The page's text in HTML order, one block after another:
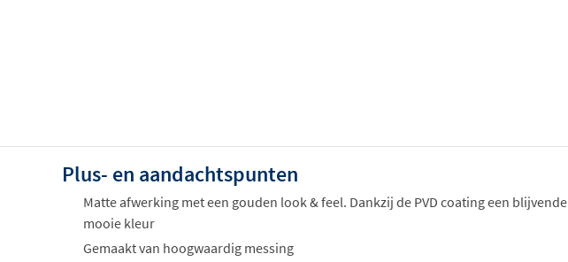
Plus- en aandachtspunten
Matte afwerking met een gouden look & feel. Dankzij de PVD coating een blijvende
mooie kleur
Gemaakt van hoogwaardig messing